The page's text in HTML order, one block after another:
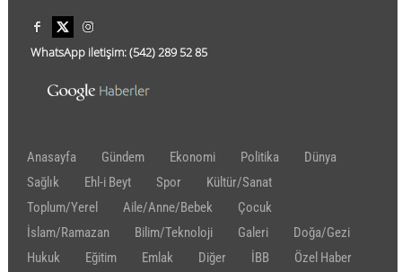
WhatsApp iletişim:(542)289 52 85
Anasayfa Gündem Ekonomi Politika
Dünya
Sağlık
Ehl-i Beyt Spor
Kültür/Sanat
Toplum/Yerel
Aile/Anne/Bebek
Çocuk
İslam/Ramazan
Bilim/Teknoloji Galeri
Doğa/Gezi
Hukuk
Eğitim Emlak Diğer İBB Özel Haber